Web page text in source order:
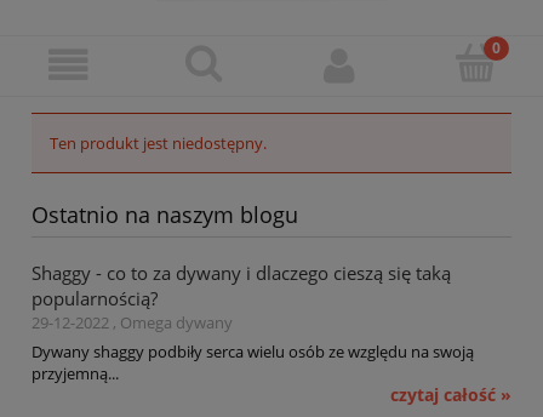
Ten produkt jest niedostępny.
Ostatnio na naszym blogu
Shaggy - co to za dywany i dlaczego cieszą się taką
popularnością?
29-12-2022 , Omega dywany
Dywany shaggy podbiły serca wielu osób ze względu na swoją
przyjemną...
czytaj całość »